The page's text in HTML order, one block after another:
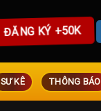
ĐĂNG KÝ +50K
SƯ KÊ THÔNG BÁO